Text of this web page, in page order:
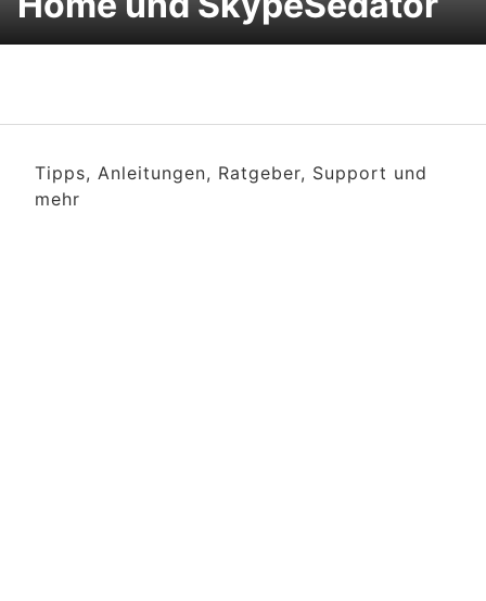
Tipps, Anleitungen, Ratgeber, Support und
mehr